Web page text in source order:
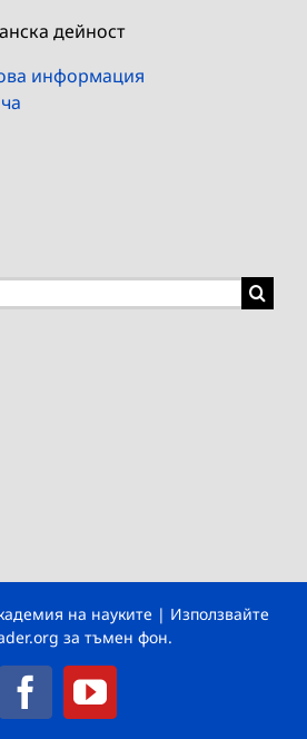
дейност
информация
на науките | Използвайте
за тъмен фон.
FacebookYouTube